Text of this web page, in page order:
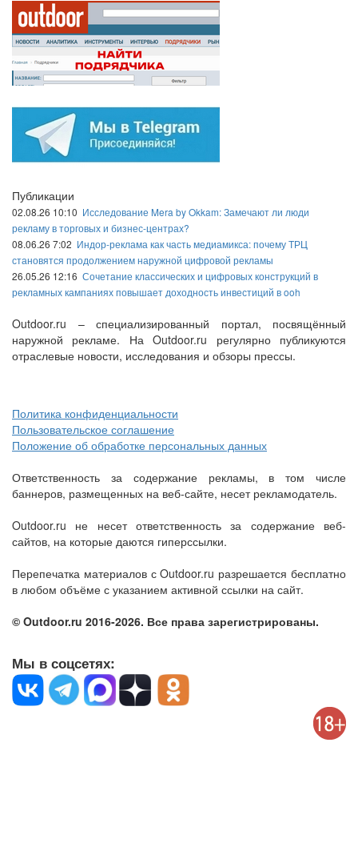
Публикации
02.08.26 10:10 Исследование Mera by Okkam: Замечают ли люди
рекламу в торговых и бизнес-центрах?
08.06.26 7:02 Индор-реклама как часть медиамикса: почему ТРЦ
становятся продолжением наружной цифровой рекламы
26.05.26 12:16 Сочетание классических и цифровых конструкций в
рекламных кампаниях повышает доходность инвестиций в ooh
Outdoor.ru – специализированный портал, посвящённый
наружной рекламе. На Outdoor.ru регулярно публикуются
отраслевые новости, исследования и обзоры прессы.
Политика конфиденциальности
Пользовательское соглашение
Положение об обработке персональных данных
Ответственность за содержание рекламы, в том числе
баннеров, размещенных на веб-сайте, несет рекламодатель.
Outdoor.ru не несет ответственность за содержание веб-
сайтов, на которые даются гиперссылки.
Перепечатка материалов с Outdoor.ru разрешается бесплатно
в любом объёме с указанием активной ссылки на сайт.
© Outdoor.ru 2016-2026. Все права зарегистрированы.
Мы в соцсетях: